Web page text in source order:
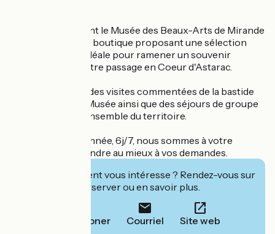
Nos locaux abritent le Musée des Beaux-Arts de Mirande
ainsi qu'une petite boutique proposant une sélection
d'artisanat local, idéale pour ramener un souvenir
authentique de votre passage en Coeur d'Astarac.
Nous proposons des visites commentées de la bastide
de Mirande et du Musée ainsi que des séjours de groupe
sur mesure sur l'ensemble du territoire.
Tout au long de l'année, 6j/7, nous sommes à votre
écoute pour répondre au mieux à vos demandes.
Cet établissement vous intéresse ? Rendez-vous sur
leur site pour réserver ou en savoir plus.
Téléphoner Courriel Site web